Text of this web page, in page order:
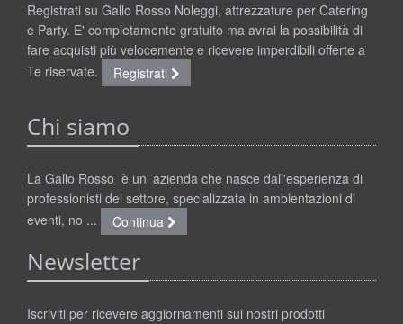
Registrati su Gallo Rosso Noleggi, attrezzature per Catering
e Party. E' completamente gratuito ma avrai la possibilità di
fare acquisti più velocemente e ricevere imperdibili offerte a
Te riservate.
Registrati
Chi siamo
La Gallo Rosso è un' azienda che nasce dall'esperienza di
professionisti del settore, specializzata in ambientazioni di
eventi, no ...
Continua
Newsletter
Iscriviti per ricevere aggiornamenti sui nostri prodotti